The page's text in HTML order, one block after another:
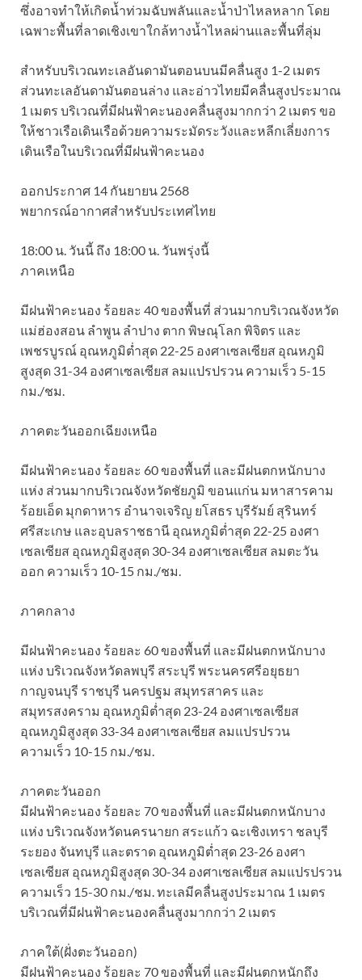
ซึ่งอาจทำให้เกิดน้ำท่วมฉับพลันและน้ำป่าไหลหลาก โดย
เฉพาะพื้นที่ลาดเชิงเขาใกล้ทางน้ำไหลผ่านและพื้นที่ลุ่ม
สำหรับบริเวณทะเลอันดามันตอนบนมีคลื่นสูง 1-2 เมตร
ส่วนทะเลอันดามันตอนล่าง และอ่าวไทยมีคลื่นสูงประมาณ
1 เมตร บริเวณที่มีฝนฟ้าคะนองคลื่นสูงมากกว่า 2 เมตร ขอ
ให้ชาวเรือเดินเรือด้วยความระมัดระวังและหลีกเลี่ยงการ
เดินเรือในบริเวณที่มีฝนฟ้าคะนอง
ออกประกาศ 14 กันยายน 2568
พยากรณ์อากาศสำหรับประเทศไทย
18:00 น. วันนี้ ถึง 18:00 น. วันพรุ่งนี้
ภาคเหนือ
มีฝนฟ้าคะนอง ร้อยละ 40 ของพื้นที่ ส่วนมากบริเวณจังหวัด
แม่ฮ่องสอน ลำพูน ลำปาง ตาก พิษณุโลก พิจิตร และ
เพชรบูรณ์ อุณหภูมิต่ำสุด 22-25 องศาเซลเซียส อุณหภูมิ
สูงสุด 31-34 องศาเซลเซียส ลมแปรปรวน ความเร็ว 5-15
กม./ชม.
ภาคตะวันออกเฉียงเหนือ
มีฝนฟ้าคะนอง ร้อยละ 60 ของพื้นที่ และมีฝนตกหนักบาง
แห่ง ส่วนมากบริเวณจังหวัดชัยภูมิ ขอนแก่น มหาสารคาม
ร้อยเอ็ด มุกดาหาร อำนาจเจริญ ยโสธร บุรีรัมย์ สุรินทร์
ศรีสะเกษ และอุบลราชธานี อุณหภูมิต่ำสุด 22-25 องศา
เซลเซียส อุณหภูมิสูงสุด 30-34 องศาเซลเซียส ลมตะวัน
ออก ความเร็ว 10-15 กม./ชม.
ภาคกลาง
มีฝนฟ้าคะนอง ร้อยละ 60 ของพื้นที่ และมีฝนตกหนักบาง
แห่ง บริเวณจังหวัดลพบุรี สระบุรี พระนครศรีอยุธยา
กาญจนบุรี ราชบุรี นครปฐม สมุทรสาคร และ
สมุทรสงคราม อุณหภูมิต่ำสุด 23-24 องศาเซลเซียส
อุณหภูมิสูงสุด 33-34 องศาเซลเซียส ลมแปรปรวน
ความเร็ว 10-15 กม./ชม.
ภาคตะวันออก
มีฝนฟ้าคะนอง ร้อยละ 70 ของพื้นที่ และมีฝนตกหนักบาง
แห่ง บริเวณจังหวัดนครนายก สระแก้ว ฉะเชิงเทรา ชลบุรี
ระยอง จันทบุรี และตราด อุณหภูมิต่ำสุด 23-26 องศา
เซลเซียส อุณหภูมิสูงสุด 30-34 องศาเซลเซียส ลมแปรปรวน
ความเร็ว 15-30 กม./ชม. ทะเลมีคลื่นสูงประมาณ 1 เมตร
บริเวณที่มีฝนฟ้าคะนองคลื่นสูงมากกว่า 2 เมตร
ภาคใต้(ฝั่งตะวันออก)
มีฝนฟ้าคะนอง ร้อยละ 70 ของพื้นที่ และมีฝนตกหนักถึง